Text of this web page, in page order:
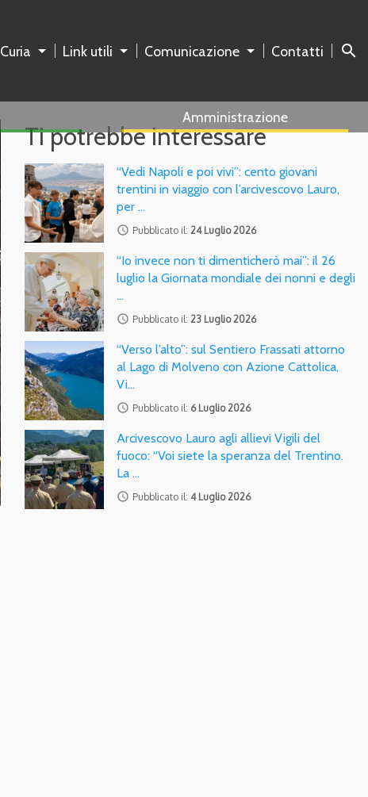
Curia Link utili Comunicazione Contatti search
Amministrazione
Ti potrebbe interessare
“Vedi Napoli e poi vivi”: cento giovani
trentini in viaggio con l’arcivescovo Lauro,
per …
access_time Pubblicato il: 24 Luglio 2026
“Io invece non ti dimenticherò mai”: il 26
luglio la Giornata mondiale dei nonni e degli
…
access_time Pubblicato il: 23 Luglio 2026
“Verso l’alto”: sul Sentiero Frassati attorno
al Lago di Molveno con Azione Cattolica,
Vi…
access_time Pubblicato il: 6 Luglio 2026
Arcivescovo Lauro agli allievi Vigili del
fuoco: “Voi siete la speranza del Trentino.
La …
access_time Pubblicato il: 4 Luglio 2026